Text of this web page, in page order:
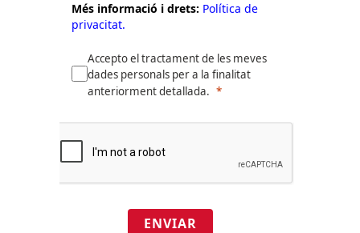
Més informació i drets: Política de
privacitat.
Accepto el tractament de les meves
dades personals per a la finalitat
anteriorment detallada.
ENVIAR